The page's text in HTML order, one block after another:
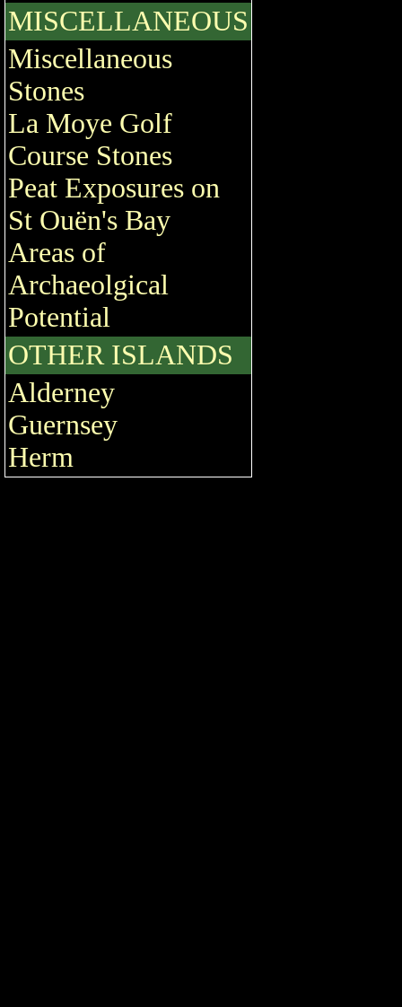
MISCELLANEOUS
Miscellaneous
Stones
La Moye Golf
Course Stones
Peat Exposures on
St Ouën's Bay
Areas of
Archaeolgical
Potential
OTHER ISLANDS
Alderney
Guernsey
Herm